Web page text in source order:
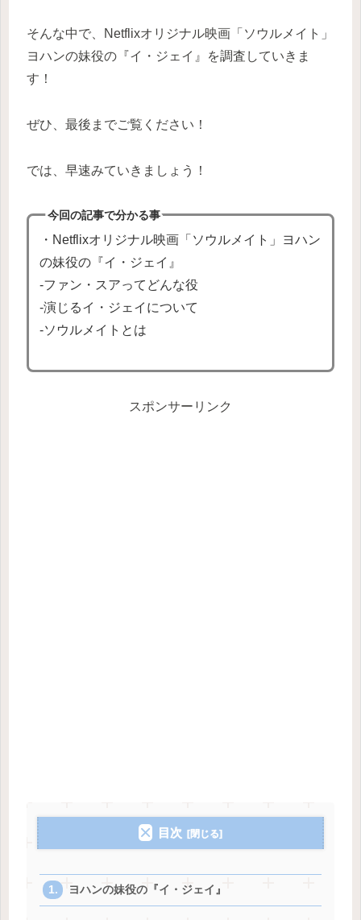
そんな中で、Netflixオリジナル映画「ソウルメイト」
ヨハンの妹役の『イ・ジェイ』を調査していきま
す！
ぜひ、最後までご覧ください！
では、早速みていきましょう！
今回の記事で分かる事
・Netflixオリジナル映画「ソウルメイト」ヨハン
の妹役の『イ・ジェイ』
-ファン・スアってどんな役
-演じるイ・ジェイについて
-ソウルメイトとは
スポンサーリンク
目次
ヨハンの妹役の『イ・ジェイ』